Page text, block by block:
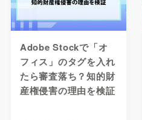
Adobe Stockで「オ
フィス」のタグを入れ
たら審査落ち？知的財
産権侵害の理由を検証